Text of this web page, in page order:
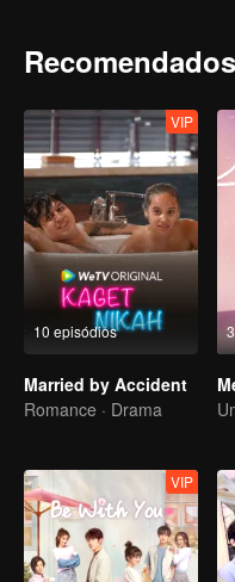
10 episódios
VIP
Married by Accident
Romance · Drama
VIP